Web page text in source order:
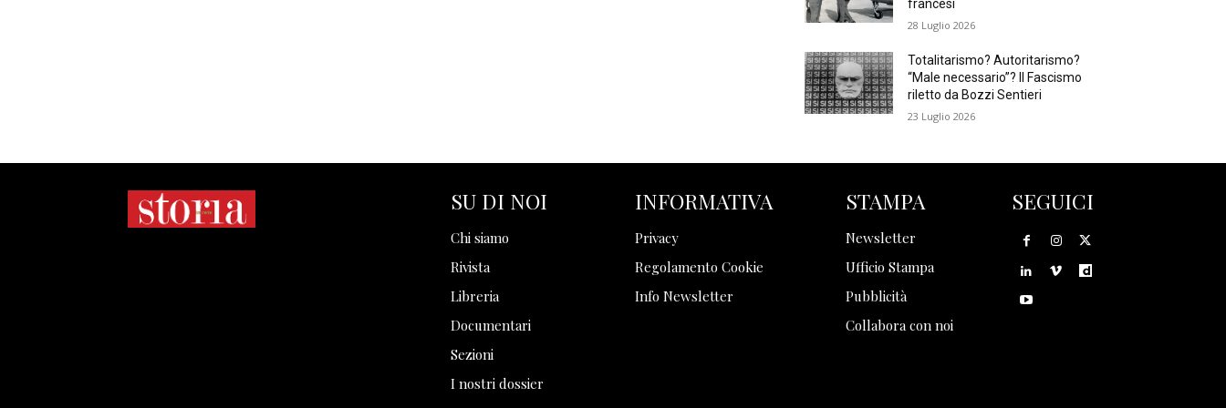
francesi
28 Luglio 2026
Totalitarismo? Autoritarismo?
“Male necessario”? Il Fascismo
riletto da Bozzi Sentieri
23 Luglio 2026
SU DI NOI
Chi siamo
Rivista
Libreria
Documentari
Sezioni
I nostri dossier
INFORMATIVA
Privacy
Regolamento Cookie
Info Newsletter
STAMPA
Newsletter
Ufficio Stampa
Pubblicità
Collabora con noi
SEGUICI